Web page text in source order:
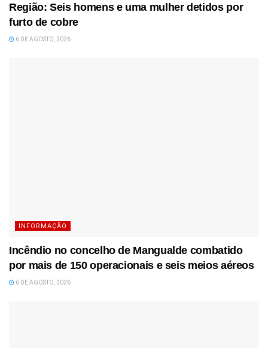
Região: Seis homens e uma mulher detidos por
furto de cobre
6 DE AGOSTO, 2026
INFORMAÇÃO
Incêndio no concelho de Mangualde combatido
por mais de 150 operacionais e seis meios aéreos
6 DE AGOSTO, 2026